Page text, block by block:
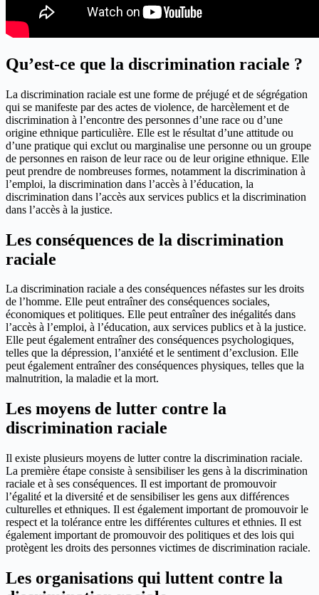
Qu’est-ce que la discrimination raciale ?
La discrimination raciale est une forme de préjugé et de ségrégation
qui se manifeste par des actes de violence, de harcèlement et de
discrimination à l’encontre des personnes d’une race ou d’une
origine ethnique particulière. Elle est le résultat d’une attitude ou
d’une pratique qui exclut ou marginalise une personne ou un groupe
de personnes en raison de leur race ou de leur origine ethnique. Elle
peut prendre de nombreuses formes, notamment la discrimination à
l’emploi, la discrimination dans l’accès à l’éducation, la
discrimination dans l’accès aux services publics et la discrimination
dans l’accès à la justice.
Les conséquences de la discrimination
raciale
La discrimination raciale a des conséquences néfastes sur les droits
de l’homme. Elle peut entraîner des conséquences sociales,
économiques et politiques. Elle peut entraîner des inégalités dans
l’accès à l’emploi, à l’éducation, aux services publics et à la justice.
Elle peut également entraîner des conséquences psychologiques,
telles que la dépression, l’anxiété et le sentiment d’exclusion. Elle
peut également entraîner des conséquences physiques, telles que la
malnutrition, la maladie et la mort.
Les moyens de lutter contre la
discrimination raciale
Il existe plusieurs moyens de lutter contre la discrimination raciale.
La première étape consiste à sensibiliser les gens à la discrimination
raciale et à ses conséquences. Il est important de promouvoir
l’égalité et la diversité et de sensibiliser les gens aux différences
culturelles et ethniques. Il est également important de promouvoir le
respect et la tolérance entre les différentes cultures et ethnies. Il est
également important de promouvoir des politiques et des lois qui
protègent les droits des personnes victimes de discrimination raciale.
Les organisations qui luttent contre la